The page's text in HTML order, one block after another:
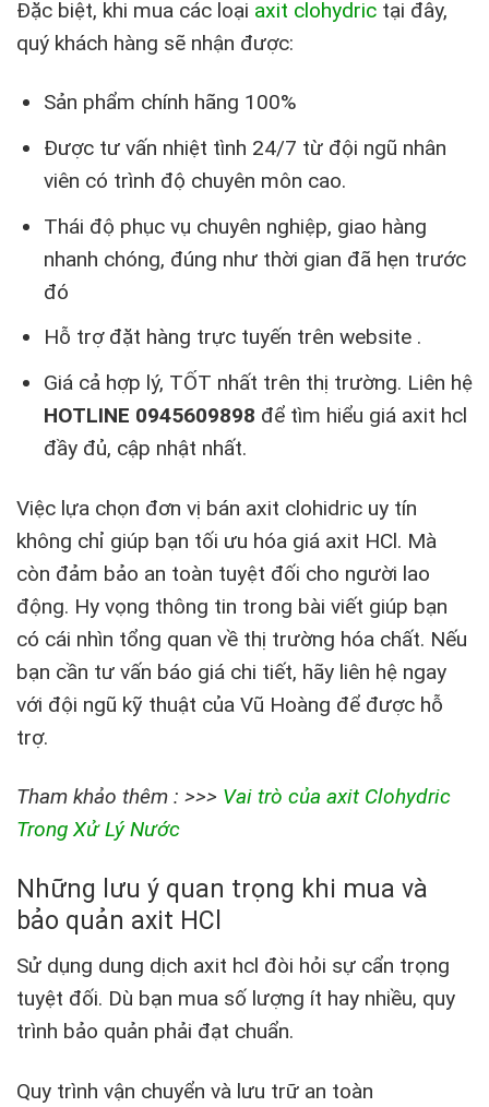
Đặc biệt, khi mua các loại axit clohydric tại đây,
quý khách hàng sẽ nhận được:
Sản phẩm chính hãng 100%
Được tư vấn nhiệt tình 24/7 từ đội ngũ nhân
viên có trình độ chuyên môn cao.
Thái độ phục vụ chuyên nghiệp, giao hàng
nhanh chóng, đúng như thời gian đã hẹn trước
đó
Hỗ trợ đặt hàng trực tuyến trên website .
Giá cả hợp lý, TỐT nhất trên thị trường. Liên hệ
HOTLINE 0945609898 để tìm hiểu giá axit hcl
đầy đủ, cập nhật nhất.
Việc lựa chọn đơn vị bán axit clohidric uy tín
không chỉ giúp bạn tối ưu hóa giá axit HCl. Mà
còn đảm bảo an toàn tuyệt đối cho người lao
động. Hy vọng thông tin trong bài viết giúp bạn
có cái nhìn tổng quan về thị trường hóa chất. Nếu
bạn cần tư vấn báo giá chi tiết, hãy liên hệ ngay
với đội ngũ kỹ thuật của Vũ Hoàng để được hỗ
trợ.
Tham khảo thêm : >>> Vai trò của axit Clohydric
Trong Xử Lý Nước
Những lưu ý quan trọng khi mua và
bảo quản axit HCl
Sử dụng dung dịch axit hcl đòi hỏi sự cẩn trọng
tuyệt đối. Dù bạn mua số lượng ít hay nhiều, quy
trình bảo quản phải đạt chuẩn.
Quy trình vận chuyển và lưu trữ an toàn